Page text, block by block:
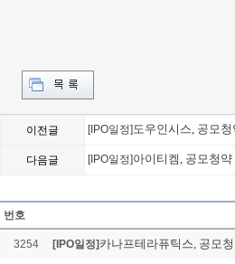
이전글 [IPO일정]도우인시스, 공모청
다음글 [IPO일정]아이티켐, 공모청약
번호
3254 [IPO일정] 카나프테라퓨틱스, 공모